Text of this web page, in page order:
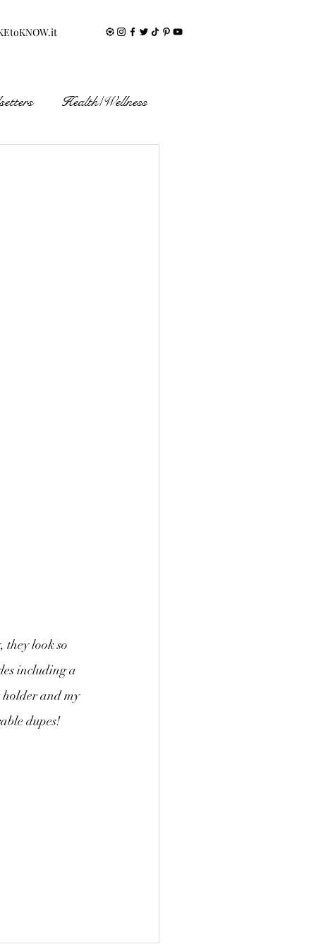
Health/Wellness
they look so
including a
holder and my
dupes!